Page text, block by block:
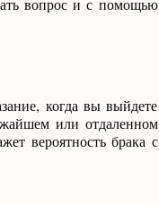
вопрос и с помощью
когда вы выйдете
или отдаленном
вероятность брака с